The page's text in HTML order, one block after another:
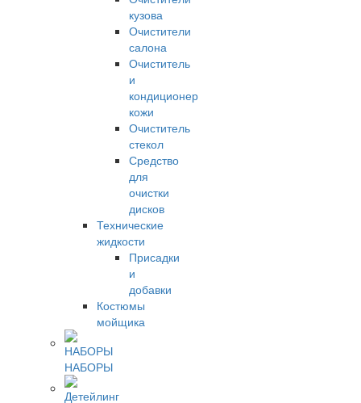
кузова
Очистители
салона
Очиститель
и
кондиционер
кожи
Очиститель
стекол
Средство
для
очистки
дисков
Технические
жидкости
Присадки
и
добавки
Костюмы
мойщика
НАБОРЫ